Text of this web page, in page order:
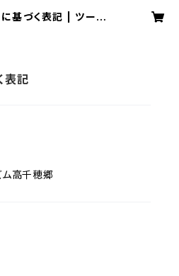
基づく表記 | ツーリ
表記
高千穂郷